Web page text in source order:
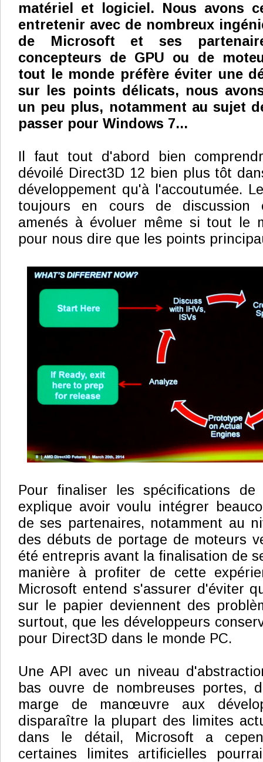
matériel et logiciel. Nous avons
entretenir avec de nombreux
de Microsoft et ses
concepteurs de GPU ou de
tout le monde préfère éviter une
sur les points délicats, nous
un peu plus, notamment au sujet
passer pour Windows 7...
Il faut tout d'abord bien
dévoilé Direct3D 12 bien plus tôt
développement qu'à l'accoutumée.
toujours en cours de discussion
amenés à évoluer même si tout le
pour nous dire que les points
Pour finaliser les spécifications de
explique avoir voulu intégrer
de ses partenaires, notamment au
des débuts de portage de moteurs
été entrepris avant la finalisation de
manière à profiter de cette
Microsoft entend s'assurer d'éviter
sur le papier deviennent des
surtout, que les développeurs
pour Direct3D dans le monde PC.
Une API avec un niveau
bas ouvre de nombreuses portes,
marge de manœuvre aux
disparaître la plupart des limites
dans le détail, Microsoft a
certaines limites artificielles